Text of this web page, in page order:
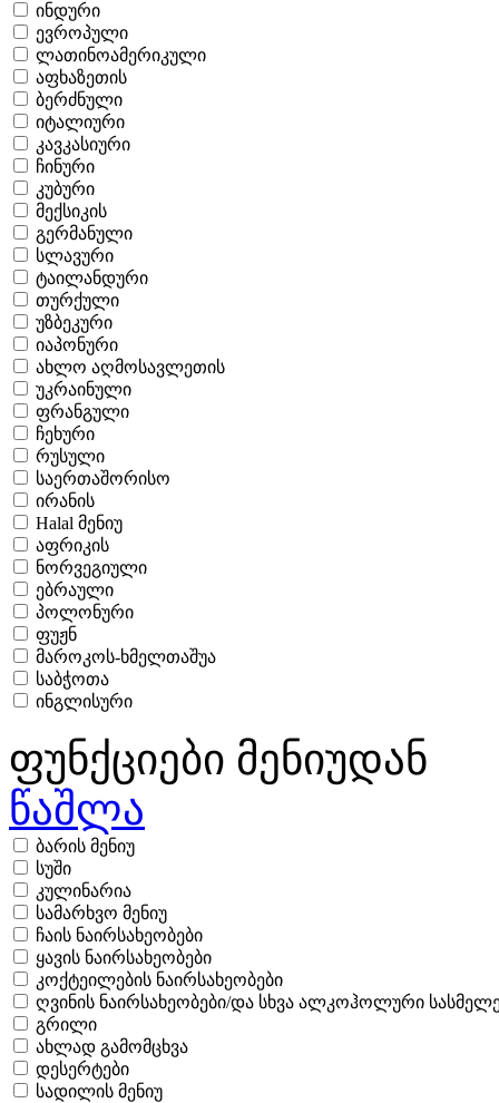
ინდური
ევროპული
ლათინოამერიკული
აფხაზეთის
ბერძნული
იტალიური
კავკასიური
ჩინური
კუბური
მექსიკის
გერმანული
სლავური
ტაილანდური
თურქული
უზბეკური
იაპონური
ახლო აღმოსავლეთის
უკრაინული
ფრანგული
ჩეხური
რუსული
საერთაშორისო
ირანის
Halal მენიუ
აფრიკის
ნორვეგიული
ებრაული
პოლონური
ფუჟნ
მაროკოს-ხმელთაშუა
საბჭოთა
ინგლისური
ფუნქციები მენიუდან
წაშლა
ბარის მენიუ
სუში
კულინარია
სამარხვო მენიუ
ჩაის ნაირსახეობები
ყავის ნაირსახეობები
კოქტეილების ნაირსახეობები
ღვინის ნაირსახეობები/და სხვა ალკოჰოლური
გრილი
ახლად გამომცხვა
დესერტები
სადილის მენიუ